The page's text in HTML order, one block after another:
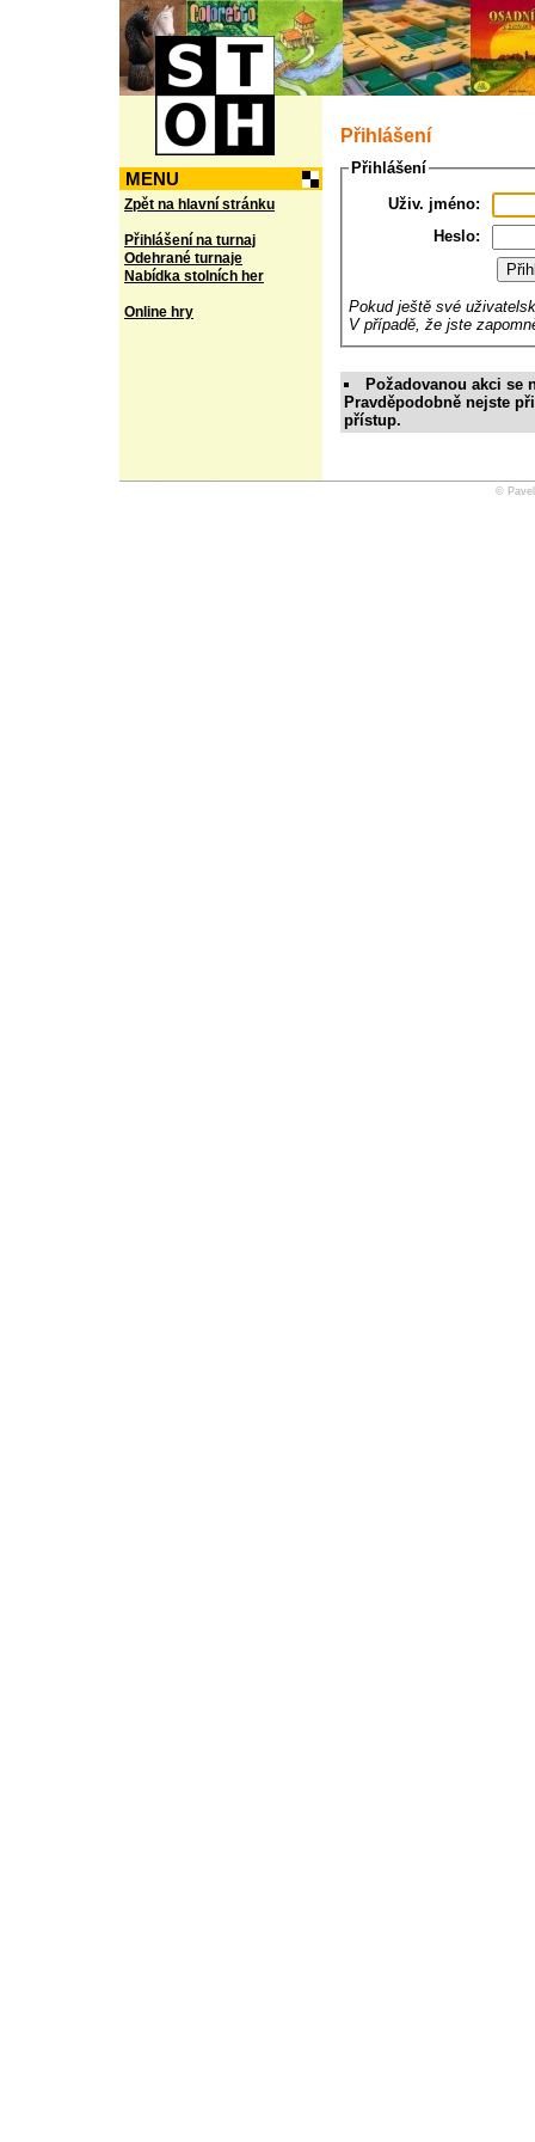
MENU
Zpět na hlavní stránku
Přihlášení na turnaj
Odehrané turnaje
Nabídka stolních her
Online hry
Přihlášení
Přihlášení
Uživ. jméno:
Heslo:
Pokud ještě své
V případě, že jste
Požadovanou akci se
Pravděpodobně nejste
přístup.
©